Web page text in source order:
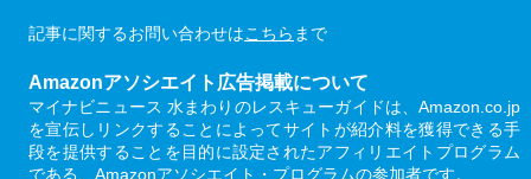
記事に関するお問い合わせはこちら まで
Amazonアソシエイト広告掲載について
マイナビニュース 水まわりのレスキューガイドは、Amazon.co.jp
を宣伝しリンクすることによってサイトが紹介料を獲得できる手
段を提供することを目的に設定されたアフィリエイトプログラム
である、Amazonアソシエイト・プログラムの参加者です。